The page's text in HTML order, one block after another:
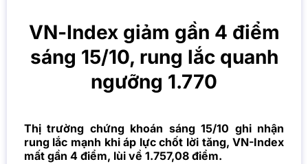
VN-Index giảm gần 4 điểm
sáng 15/10, rung lắc quanh
ngưỡng 1.770
Thị trường chứng khoán sáng 15/10 ghi nhận
rung lắc mạnh khi áp lực chốt lời tăng, VN-Index
mất gần 4 điểm, lùi về 1.757,08 điểm.